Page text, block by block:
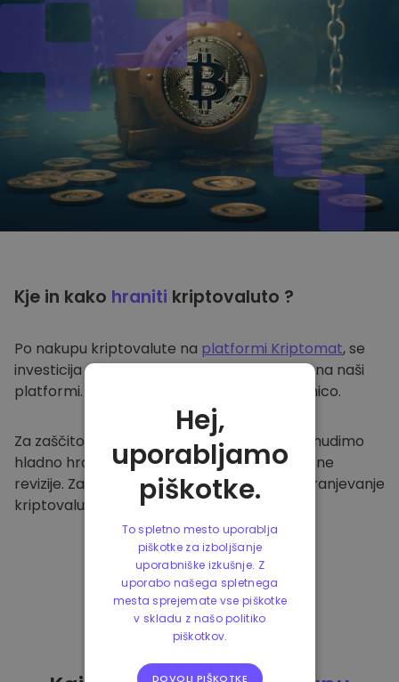
Kje in kako hraniti kriptovaluto ?
Po nakupu kriptovalute na platformi Kriptomat, se
investicija prenese v vašo varno denarnico na naši
platformi. Vsak uporabnik ima svojo denarnico.
Za zaščito naših strank in njihovih sredstev nudimo
hladno hrambo ter redno izvajamo varnostne
revizije. Zato je naša platforma varna za shranjevanje
kriptovalute in ostalih kripto naložb.
Hej,
uporabljamo
piškotke.
To spletno mesto uporablja
piškotke za izboljšanje
uporabniške izkušnje. Z
uporabo našega spletnega
mesta sprejemate vse piškotke
v skladu z našo politiko
piškotkov.
DOVOLI PIŠKOTKE